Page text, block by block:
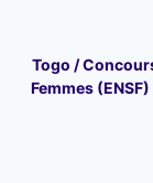
Togo /
Femmes